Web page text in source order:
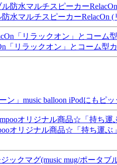
水マルチスピーカーRelacOn
リラックオン」とコーム型
」music balloon iPodにもピ
オリジナル商品☆「持ち運